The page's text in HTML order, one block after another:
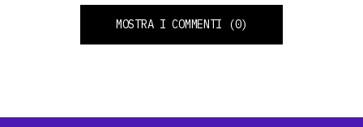
MOSTRA I COMMENTI (0)